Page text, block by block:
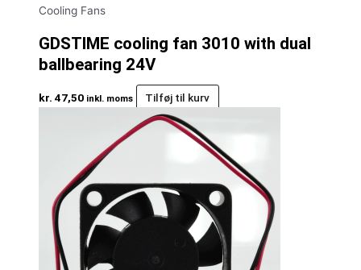
Cooling Fans
GDSTIME cooling fan 3010 with dual
ballbearing 24V
kr. 47,50 inkl. moms Tilføj til kurv